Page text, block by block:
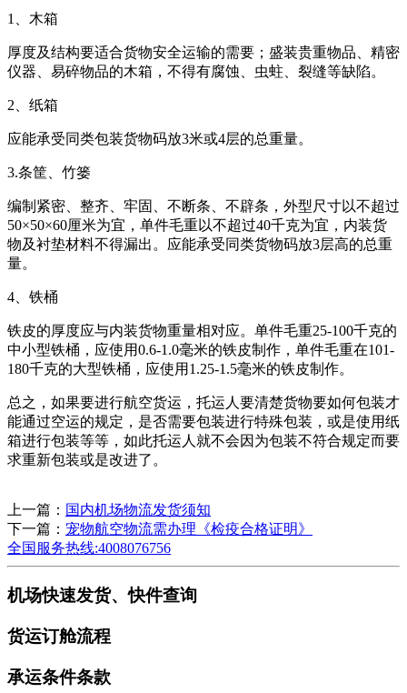
1、木箱
厚度及结构要适合货物安全运输的需要；盛装贵重物品、精密
仪器、易碎物品的木箱，不得有腐蚀、虫蛀、裂缝等缺陷。
2、纸箱
应能承受同类包装货物码放3米或4层的总重量。
3.条筐、竹篓
编制紧密、整齐、牢固、不断条、不辟条，外型尺寸以不超过
50×50×60厘米为宜，单件毛重以不超过40千克为宜，内装货
物及衬垫材料不得漏出。应能承受同类货物码放3层高的总重
量。
4、铁桶
铁皮的厚度应与内装货物重量相对应。单件毛重25-100千克的
中小型铁桶，应使用0.6-1.0毫米的铁皮制作，单件毛重在101-
180千克的大型铁桶，应使用1.25-1.5毫米的铁皮制作。
总之，如果要进行航空货运，托运人要清楚货物要如何包装才
能通过空运的规定，是否需要包装进行特殊包装，或是使用纸
箱进行包装等等，如此托运人就不会因为包装不符合规定而要
求重新包装或是改进了。
上一篇： 国内机场物流发货须知
下一篇： 宠物航空物流需办理《检疫合格证明》
全国服务热线:4008076756
机场快速发货、快件查询
货运订舱流程
承运条件条款